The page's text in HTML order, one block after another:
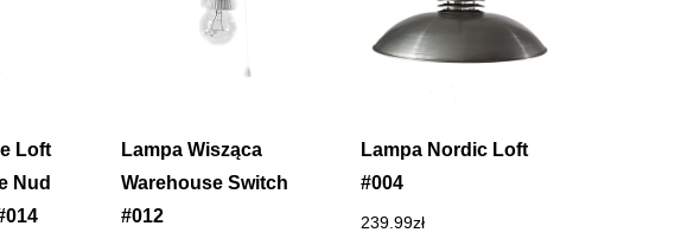
Loft
Nud
Lampa Wisząca
Warehouse Switch
#012
Lampa Nordic Loft
#004
239.99zł